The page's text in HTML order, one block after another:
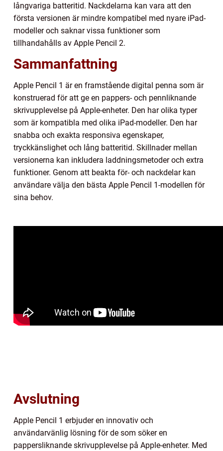
långvariga batteritid. Nackdelarna kan vara att den
första versionen är mindre kompatibel med nyare iPad-
modeller och saknar vissa funktioner som
tillhandahålls av Apple Pencil 2.
Sammanfattning
Apple Pencil 1 är en framstående digital penna som är
konstruerad för att ge en pappers- och pennliknande
skrivupplevelse på Apple-enheter. Den har olika typer
som är kompatibla med olika iPad-modeller. Den har
snabba och exakta responsiva egenskaper,
tryckkänslighet och lång batteritid. Skillnader mellan
versionerna kan inkludera laddningsmetoder och extra
funktioner. Genom att beakta för- och nackdelar kan
användare välja den bästa Apple Pencil 1-modellen för
sina behov.
Avslutning
Apple Pencil 1 erbjuder en innovativ och
användarvänlig lösning för de som söker en
pappersliknande skrivupplevelse på Apple-enheter. Med